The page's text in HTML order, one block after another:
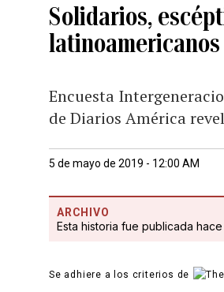
Solidarios,
latinoamericanos
Encuesta
de Diarios América
5 de mayo de 2019 - 12:00 AM
ARCHIVO
Esta historia fue publicada
Se adhiere a los criterios de